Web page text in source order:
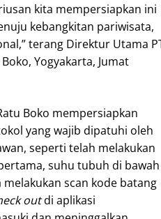
kita mempersiapkan ini
kebangkitan pariwisata,
terang Direktur Utama
Yogyakarta, Jumat
Boko mempersiapkan
yang wajib dipatuhi oleh
seperti telah melakukan
suhu tubuh di bawah
scan kode batang
outdi aplikasi